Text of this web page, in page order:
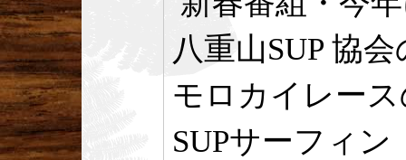
八重山SUP 協
モロカイレー
SUPサーフィン